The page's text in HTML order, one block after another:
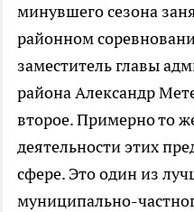
минувшего сезона
районном
заместитель главы
района Александр
второе. Примерно то
деятельности этих
сфере. Это один из
муниципально-